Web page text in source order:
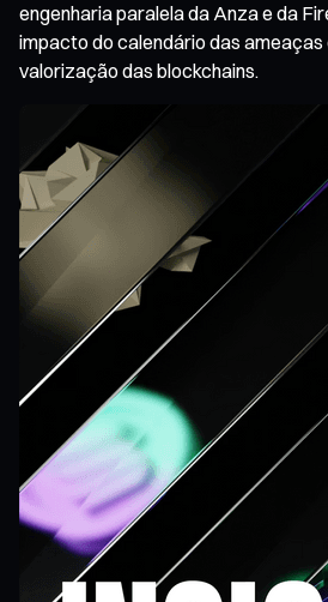
engenharia paralela da Anza e da
impacto do calendário das ameaças
valorização das blockchains.